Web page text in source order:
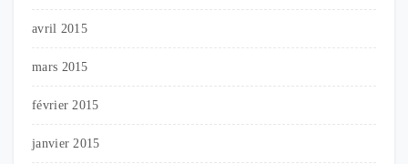
avril 2015
mars 2015
février 2015
janvier 2015